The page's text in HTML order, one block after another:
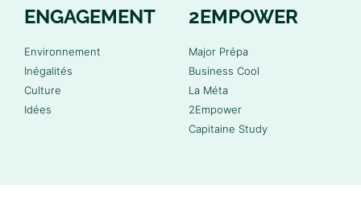
ENGAGEMENT
Environnement
Inégalités
Culture
Idées
2EMPOWER
Major Prépa
Business Cool
La Méta
2Empower
Capitaine Study